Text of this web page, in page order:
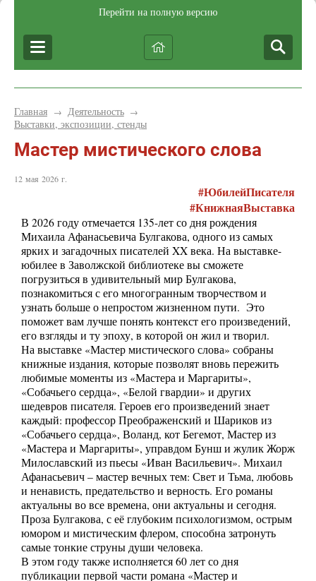
Перейти на полную версию
Главная → Деятельность →
Выставки, экспозиции, стенды
Мастер мистического слова
12 мая 2026 г.
#ЮбилейПисателя
#КнижнаяВыставка
В 2026 году отмечается 135-лет со дня рождения
Михаила Афанасьевича Булгакова, одного из самых
ярких и загадочных писателей XX века. На выставке-
юбилее в Заволжской библиотеке вы сможете
погрузиться в удивительный мир Булгакова,
познакомиться с его многогранным творчеством и
узнать больше о непростом жизненном пути. Это
поможет вам лучше понять контекст его произведений,
его взгляды и ту эпоху, в которой он жил и творил.
На выставке «Мастер мистического слова» собраны
книжные издания, которые позволят вновь пережить
любимые моменты из «Мастера и Маргариты»,
«Собачьего сердца», «Белой гвардии» и других
шедевров писателя. Героев его произведений знает
каждый: профессор Преображенский и Шариков из
«Собачьего сердца», Воланд, кот Бегемот, Мастер из
«Мастера и Маргариты», управдом Бунш и жулик Жорж
Милославский из пьесы «Иван Васильевич». Михаил
Афанасьевич – мастер вечных тем: Свет и Тьма, любовь
и ненависть, предательство и верность. Его романы
актуальны во все времена, они актуальны и сегодня.
Проза Булгакова, с её глубоким психологизмом, острым
юмором и мистическим флером, способна затронуть
самые тонкие струны души человека.
В этом году также исполняется 60 лет со дня
публикации первой части романа «Мастер и